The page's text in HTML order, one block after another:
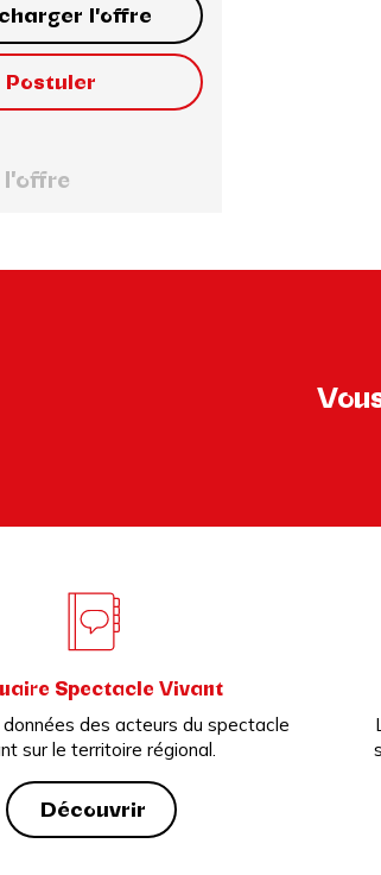
l'offre
Postuler
Spectacle Vivant
des acteurs du spectacle
sur le territoire régional.
Découvrir